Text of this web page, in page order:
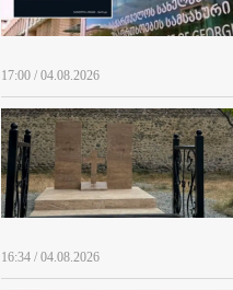
17:00 / 04.08.2026
16:34 / 04.08.2026